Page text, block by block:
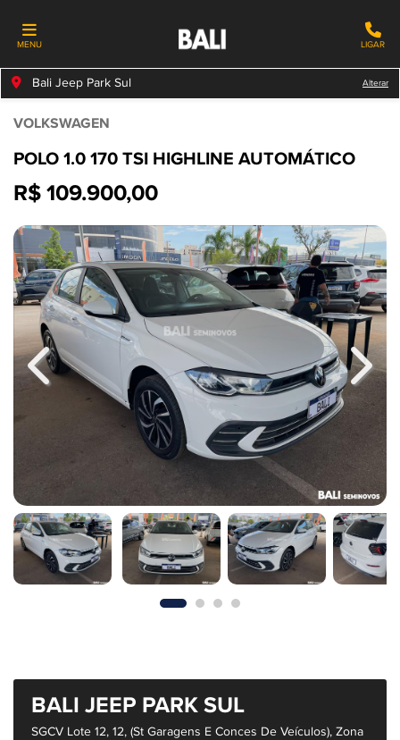
MENU LIGAR
Bali Jeep Park Sul Alterar
VOLKSWAGEN
POLO 1.0 170 TSI HIGHLINE AUTOMÁTICO
R$ 109.900,00
Previous Next
BALI JEEP PARK SUL
SGCV Lote 12, 12, (St Garagens E Conces De Veículos), Zona